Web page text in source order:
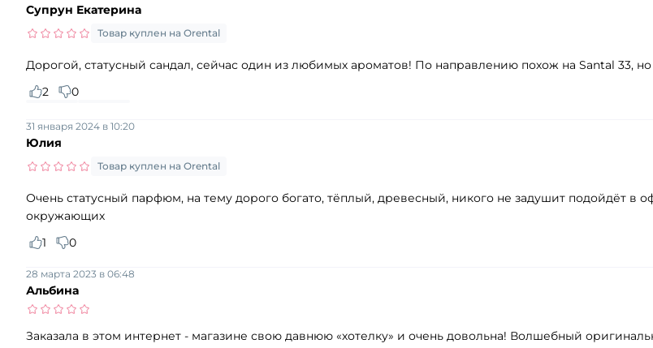
Супрун Екатерина
Товар куплен на Orental
Дорогой, статусный сандал, сейчас один из любимых ароматов! По направлению похож на Santal 33,
2
0
Юлия
31 января 2024 в 10:20
Товар куплен на Orental
Очень статусный парфюм, на тему дорого богато, тёплый, древесный, никого не задушит подойдёт
окружающих
1
0
Альбина
28 марта 2023 в 06:48
Заказала в этом интернет - магазине свою давнюю «хотелку» и очень довольна! Волшебный